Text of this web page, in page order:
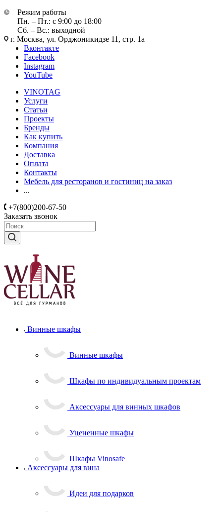
Режим работы
Пн. – Пт.: с 9:00 до 18:00
Сб. – Вс.: выходной
г. Москва, ул. Орджоникидзе 11, стр. 1а
Вконтакте
Facebook
Instagram
YouTube
VINOTAG
Услуги
Статьи
Проекты
Бренды
Как купить
Компания
Доставка
Оплата
Контакты
Мебель для ресторанов и гостиниц на заказ
...
+7(800)200-67-50
Заказать звонок
Винные шкафы
Винные шкафы
Шкафы по индивидуальным проектам
Аксессуары для винных шкафов
Уцененные шкафы
Шкафы Vinosafe
Аксессуары для вина
Идеи для подарков